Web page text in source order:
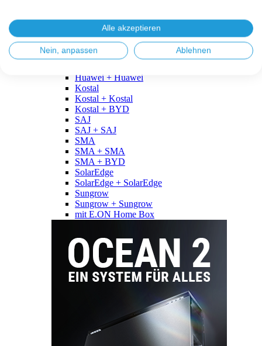
Fronius + BYD
GoodWe
GoodWe + GoodWe
GoodWe + BYD
Huawei + Huawei
Kostal
Kostal + Kostal
Kostal + BYD
SAJ
SAJ + SAJ
SMA
SMA + SMA
SMA + BYD
SolarEdge
SolarEdge + SolarEdge
Sungrow
Sungrow + Sungrow
mit E.ON Home Box
Alle akzeptieren
Nein, anpassen Ablehnen